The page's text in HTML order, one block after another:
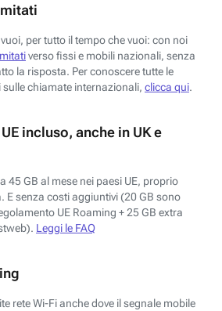
per tutto il tempo che vuoi: con noi
verso fissi e mobili nazionali, senza
la risposta. Per conoscere tutte le
chiamate internazionali, clicca qui.
incluso, anche in UK e
45 GB al mese nei paesi UE, proprio
E senza costi aggiuntivi (20 GB sono
UE Roaming + 25 GB extra
Leggi le FAQ
rete Wi-Fi anche dove il segnale mobile